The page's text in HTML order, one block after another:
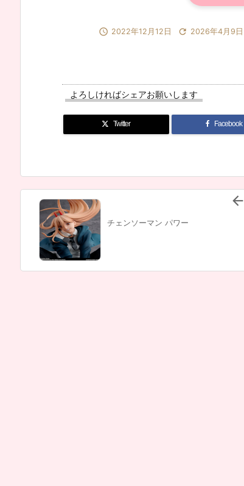
 2022年12月12日  2026年4月9日
よろしければシェアお願いします
Twitter Facebook
チェンソーマン パワー
